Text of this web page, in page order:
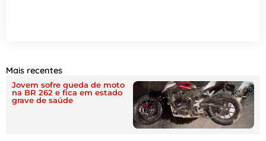
Mais recentes
Jovem sofre queda de moto
na BR 262 e fica em estado
grave de saúde